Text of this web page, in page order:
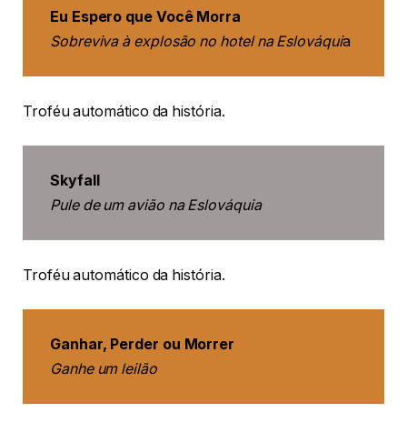
Eu Espero que Você Morra
Sobreviva à explosão no hotel na Eslováquia
Troféu automático da história.
Skyfall
Pule de um avião na Eslováquia
Troféu automático da história.
Ganhar, Perder ou Morrer
Ganhe um leilão